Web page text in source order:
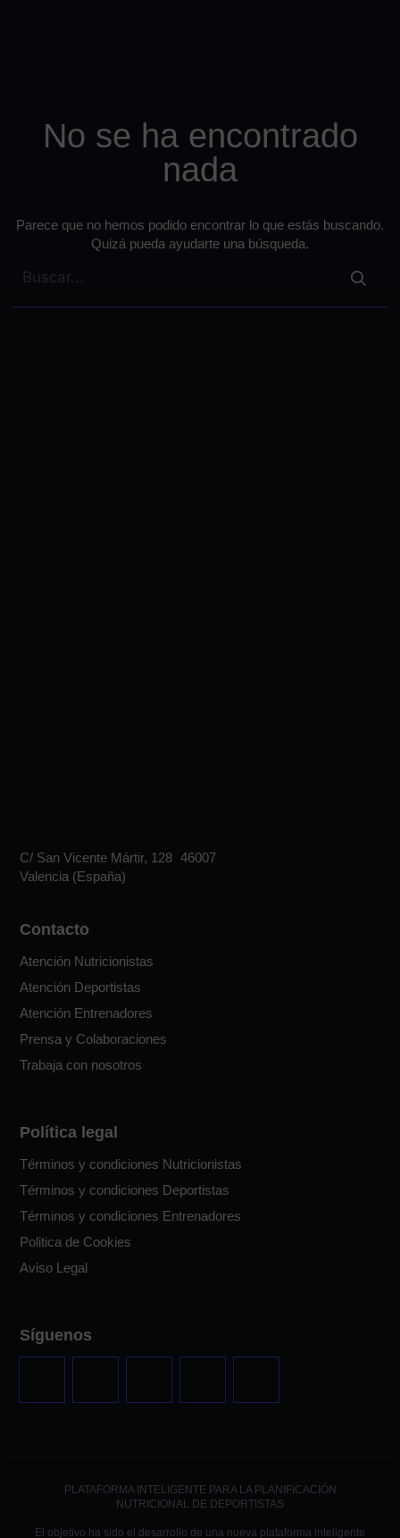
No se ha encontrado
nada
Parece que no hemos podido encontrar lo que estás buscando.
Quizá pueda ayudarte una búsqueda.
C/ San Vicente Mártir, 128 46007
Valencia (España)
Contacto
Atención Nutricionistas
Atención Deportistas
Atención Entrenadores
Prensa y Colaboraciones
Trabaja con nosotros
Política legal
Términos y condiciones Nutricionistas
Términos y condiciones Deportistas
Términos y condiciones Entrenadores
Politica de Cookies
Aviso Legal
Síguenos
PLATAFORMA INTELIGENTE PARA LA PLANIFICACIÓN
NUTRICIONAL DE DEPORTISTAS
El objetivo ha sido el desarrollo de una nueva plataforma inteligente